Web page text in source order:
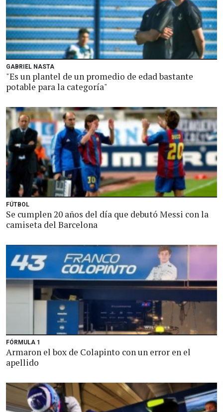
GABRIEL NASTA
"Es un plantel de un promedio de edad bastante
potable para la categoría"
FÚTBOL
Se cumplen 20 años del día que debutó Messi con la
camiseta del Barcelona
FÓRMULA 1
Armaron el box de Colapinto con un error en el
apellido